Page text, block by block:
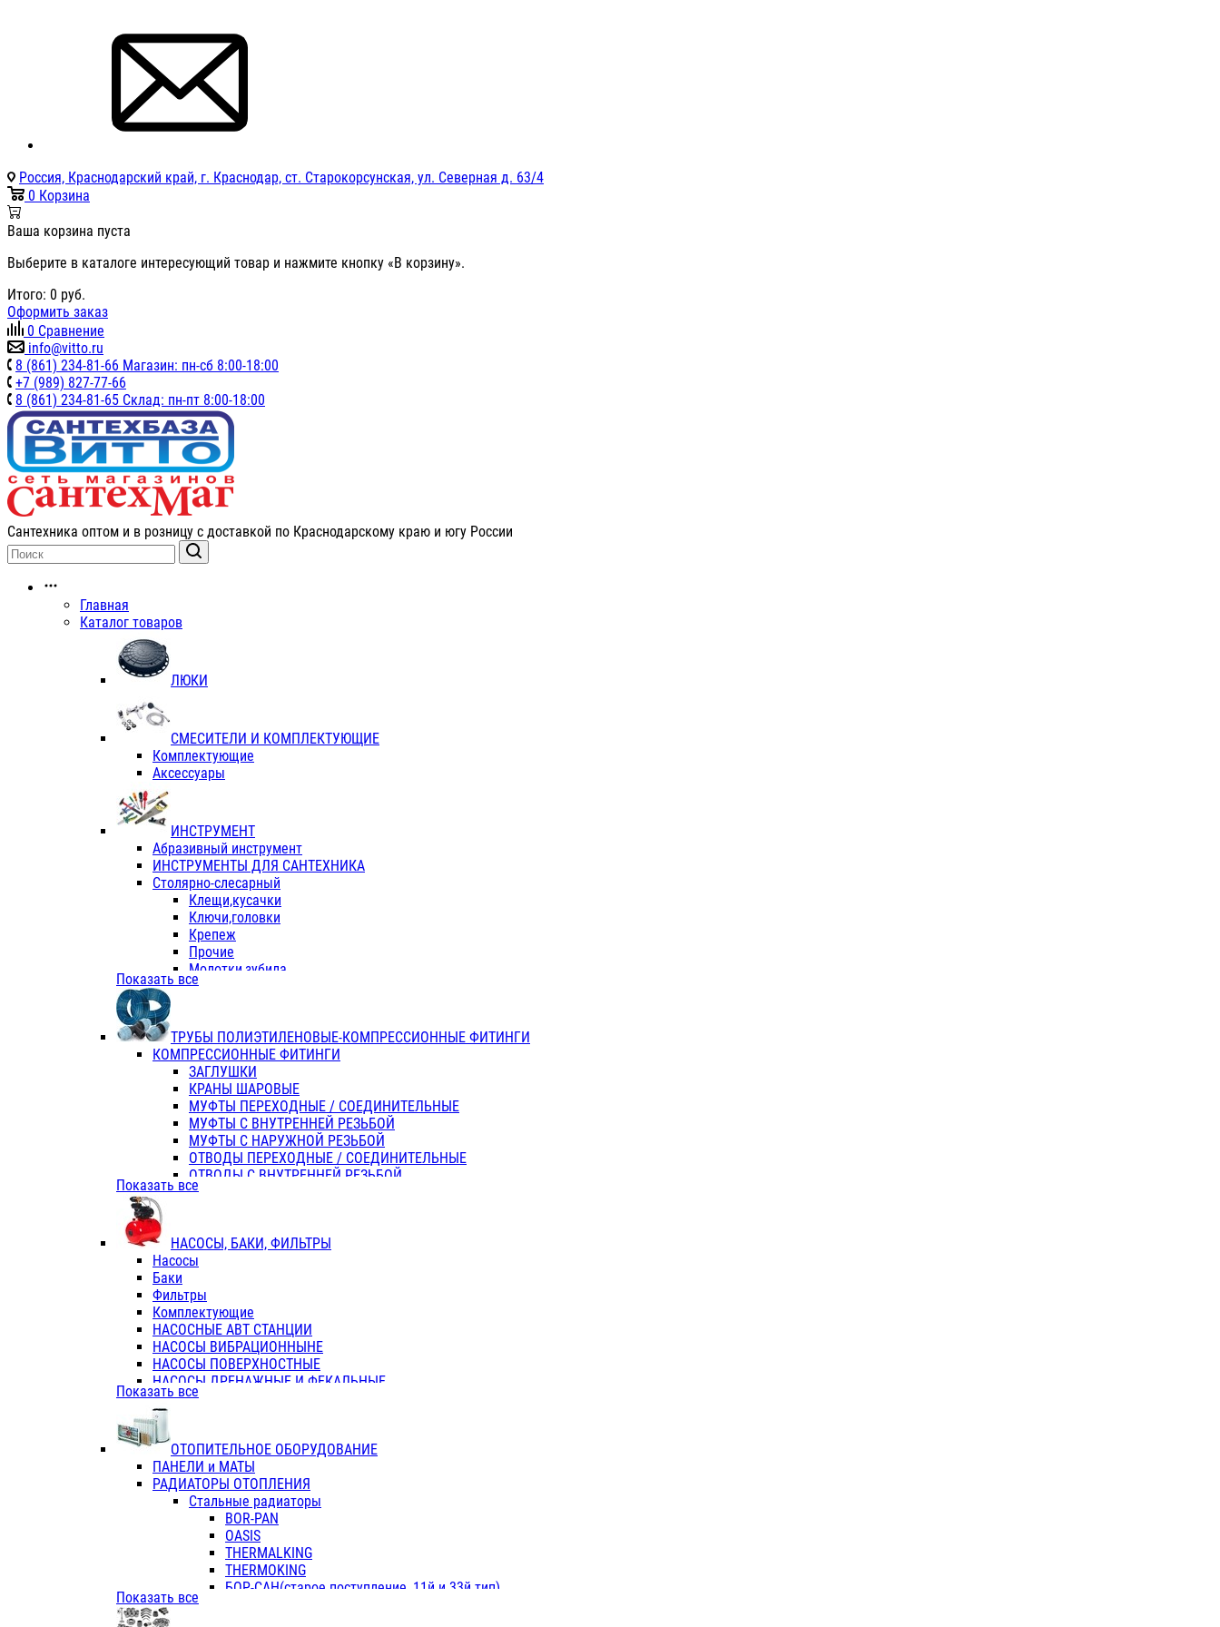
Россия, Краснодарский край, г. Краснодар, ст. Старокорсунская, ул. Северная д. 63/4
0 Корзина
Ваша корзина пуста
Выберите в каталоге интересующий товар и нажмите кнопку «В корзину».
Итого: 0 руб.
Оформить заказ
0 Сравнение
info@vitto.ru
8 (861) 234-81-66 Магазин: пн-сб 8:00-18:00
+7 (989) 827-77-66
8 (861) 234-81-65 Склад: пн-пт 8:00-18:00
Сантехника оптом и в розницу с доставкой по Краснодарскому краю и югу России
Главная
Каталог товаров
ЛЮКИ
СМЕСИТЕЛИ И КОМПЛЕКТУЮЩИЕ
Комплектующие
Аксессуары
ИНСТРУМЕНТ
Абразивный инструмент
ИНСТРУМЕНТЫ ДЛЯ САНТЕХНИКА
Столярно-слесарный
Клещи,кусачки
Ключи,головки
Крепеж
Прочие
Молотки,зубила
Пассатижи,тонкогубцы,утконосы
Отвертки
Хоз. инвентарь
ЭЛ. ИНСТРУМЕНТ OASIS
Показать все
ТРУБЫ ПОЛИЭТИЛЕНОВЫЕ-КОМПРЕССИОННЫЕ ФИТИНГИ
КОМПРЕССИОННЫЕ ФИТИНГИ
ЗАГЛУШКИ
КРАНЫ ШАРОВЫЕ
МУФТЫ ПЕРЕХОДНЫЕ / СОЕДИНИТЕЛЬНЫЕ
МУФТЫ С ВНУТРЕННЕЙ РЕЗЬБОЙ
МУФТЫ С НАРУЖНОЙ РЕЗЬБОЙ
ОТВОДЫ ПЕРЕХОДНЫЕ / СОЕДИНИТЕЛЬНЫЕ
ОТВОДЫ С ВНУТРЕННЕЙ РЕЗЬБОЙ
ОТВОДЫ С НАРУЖНОЙ РЕЗЬБОЙ
ТРОЙНИКИ ПЕРЕХОДНЫЕ / СОЕДИНИТЕЛЬНЫЕ
ТРОЙНИКИ С ВНУТРЕННЕЙ РЕЗЬБОЙ
КОЛЬЦА РЕЗИНОВЫЕ
ТРУБЫ НАПОРНЫЕ
ТРУБЫ ГОФРИРОВАННЫЕ ДВУХСЛ.
ТРУБЫ ПОЛИЭТИЛЕНОВЫЕ
Показать все
НАСОСЫ, БАКИ, ФИЛЬТРЫ
Насосы
Баки
Фильтры
Комплектующие
НАСОСНЫЕ АВТ СТАНЦИИ
НАСОСЫ ВИБРАЦИОННЫНЕ
НАСОСЫ ПОВЕРХНОСТНЫЕ
НАСОСЫ ДРЕНАЖНЫЕ И ФЕКАЛЬНЫЕ
НАСОСЫ ПОВЫСИТ и ЦИРКУЛЯЦИОННЫЕ
НАСОСЫ СКВАЖИННЫЕ
Показать все
ОТОПИТЕЛЬНОЕ ОБОРУДОВАНИЕ
ПАНЕЛИ и МАТЫ
РАДИАТОРЫ ОТОПЛЕНИЯ
Стальные радиаторы
BOR-PAN
OASIS
THERMALKING
THERMOKING
БОР-САН(старое поступление, 11й и 33й тип)
Показать все